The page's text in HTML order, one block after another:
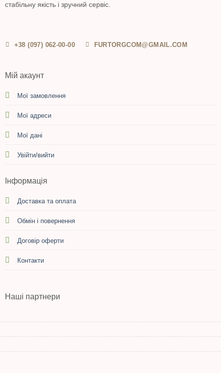
стабільну якість і зручний сервіс.
+38 (097) 062-00-00 FURTORGCOM@GMAIL.COM
Мій акаунт
Мої замовлення
Мої адреси
Мої дані
Увійти/вийти
Інформація
Доставка та оплата
Обмін і повернення
Договір оферти
Контакти
Наші партнери